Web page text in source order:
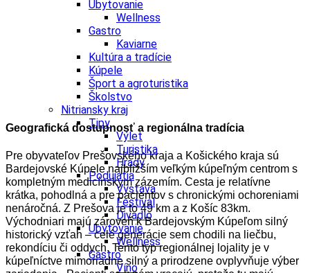
Ubytovanie
Wellness
Gastro
Kaviarne
Kultúra a tradície
Kúpele
Šport a agroturistika
Školstvo
Nitriansky kraj
Tipy
Výlet
Turistika
Hrady
Podujatia
Výstava
Festival
Divadlo
Ubytovanie
Wellness
Gastro
Víno
Geografická dostupnosť a regionálna tradícia
Pre obyvateľov Prešovského kraja a Košického kraja sú
Bardejovské Kúpele najbližším veľkým kúpeľným centrom s
kompletným medicínskym zázemím. Cesta je relatívne
krátka, pohodlná a pre pacientov s chronickými ochoreniami
nenáročná. Z Prešova je to 49 km a z Košíc 83km.
Východniari majú zároveň k Bardejovským Kúpeľom silný
historický vzťah – celé generácie sem chodili na liečbu,
rekondíciu či oddych. Tento typ regionálnej lojality je v
kúpeľníctve mimoriadne silný a prirodzene ovplyvňuje výber